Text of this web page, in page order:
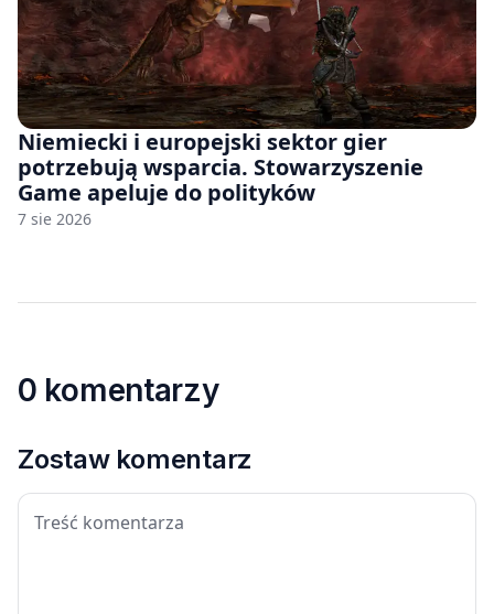
Niemiecki i europejski sektor gier
potrzebują wsparcia. Stowarzyszenie
Game apeluje do polityków
7 sie 2026
0 komentarzy
Zostaw komentarz